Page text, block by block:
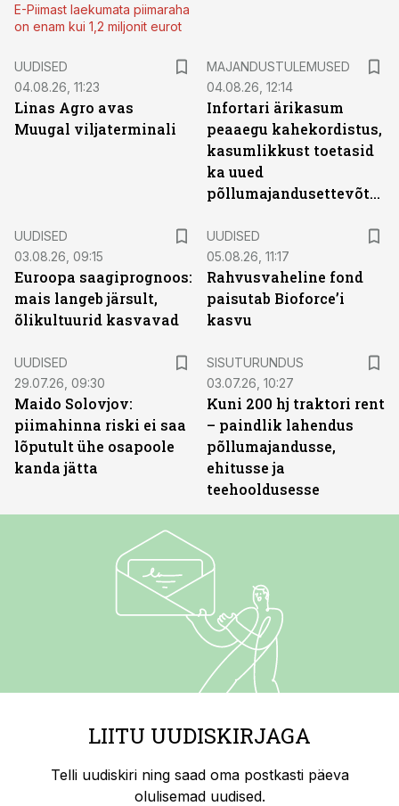
E-Piimast laekumata piimaraha
on enam kui 1,2 miljonit eurot
UUDISED
04.08.26, 11:23
Linas Agro avas
Muugal viljaterminali
MAJANDUSTULEMUSED
04.08.26, 12:14
Infortari ärikasum
peaaegu kahekordistus,
kasumlikkust toetasid
ka uued
põllumajandusettevõtted
UUDISED
03.08.26, 09:15
Euroopa saagiprognoos:
mais langeb järsult,
õlikultuurid kasvavad
UUDISED
05.08.26, 11:17
Rahvusvaheline fond
paisutab Bioforce’i
kasvu
UUDISED
29.07.26, 09:30
Maido Solovjov:
piimahinna riski ei saa
lõputult ühe osapoole
kanda jätta
SISUTURUNDUS
03.07.26, 10:27
Kuni 200 hj traktori rent
– paindlik lahendus
põllumajandusse,
ehitusse ja
teehooldusesse
LIITU UUDISKIRJAGA
Telli uudiskiri ning saad oma postkasti päeva
olulisemad uudised.